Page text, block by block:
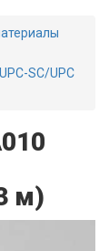
SC/UPC
м)